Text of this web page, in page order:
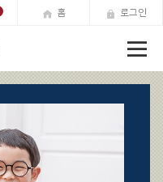
뉴
홈 로그인